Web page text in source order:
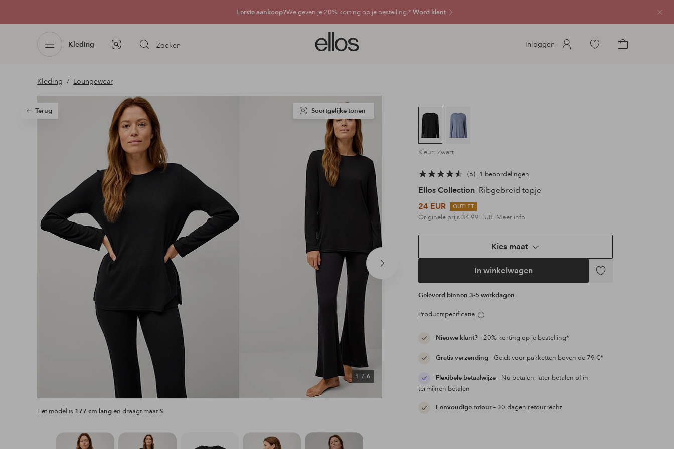
Eerste aankoop?We geven je 20% korting op je bestelling.* Word klant
Kleding
Afbeelding
Zoeken
Ellos
logo
de
voorpagina
Inloggen
Ga
Kleding Loungewear
Terug
Volgend
1/ 6
Soortgelijke tonen
Het model is 177 cm langen draagt maatS
Kleur: Zwart
6 1 beoordelingen
Ellos Collection Ribgebreid topje
24 EUR
OUTLET
Originele prijs 34,99 EUR Meer info
Kies maat
In winkelwagen
Toevoegen
Geleverd binnen 3-5 werkdagen
Productspecificatie
Nieuwe klant?– 20% korting op je bestelling*
Gratis verzending– Geldt voor pakketten boven de 79 €*
Flexibele betaalwijze– Nu betalen, later betalen of in
termijnen betalen
Eenvoudige retour– 30 dagen retourrecht